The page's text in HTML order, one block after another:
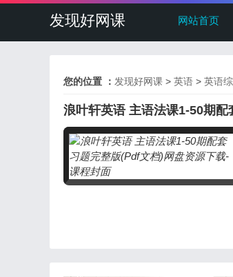
发现好网课 网站首页
您的位置 ： 发现好网课 > 英语 > 英语
浪叶轩英语 主语法课1-50期